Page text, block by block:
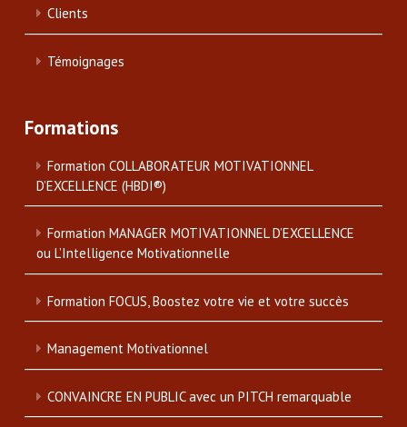
Clients
Témoignages
Formations
Formation COLLABORATEUR MOTIVATIONNEL
D’EXCELLENCE (HBDI®)
Formation MANAGER MOTIVATIONNEL D’EXCELLENCE
ou L’Intelligence Motivationnelle
Formation FOCUS, Boostez votre vie et votre succès
Management Motivationnel
CONVAINCRE EN PUBLIC avec un PITCH remarquable